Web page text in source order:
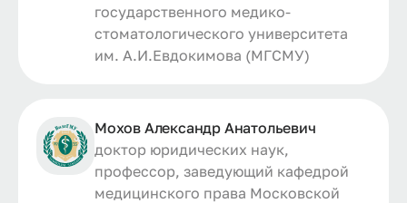
государственного медико-
стоматологического университета
им. А.И.Евдокимова (МГСМУ)
Мохов Александр Анатольевич
доктор юридических наук,
профессор, заведующий кафедрой
медицинского права Московской